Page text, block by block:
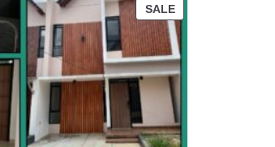
SALEPRODUCT
ON
SALE